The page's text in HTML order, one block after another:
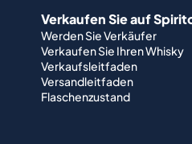
Verkaufen Sie auf
Werden Sie Verkäufer
Verkaufen Sie Ihren Whisky
Verkaufsleitfaden
Versandleitfaden
Flaschenzustand